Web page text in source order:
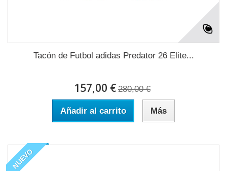
Tacón de Futbol adidas Predator 26 Elite...
157,00 € 280,00 €
Añadir al carrito Más
NUEVO